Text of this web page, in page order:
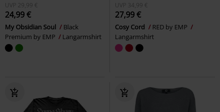
UVP
29,99 €
24,99 €
My Obsidian Soul
Black
Premium by EMP
Langarmshirt
UVP
34,99 €
27,99 €
Cosy Cord
RED by EMP
Langarmshirt